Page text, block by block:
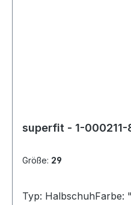
superfit - 1-000211-
Größe: 29
Typ: HalbschuhFarbe: